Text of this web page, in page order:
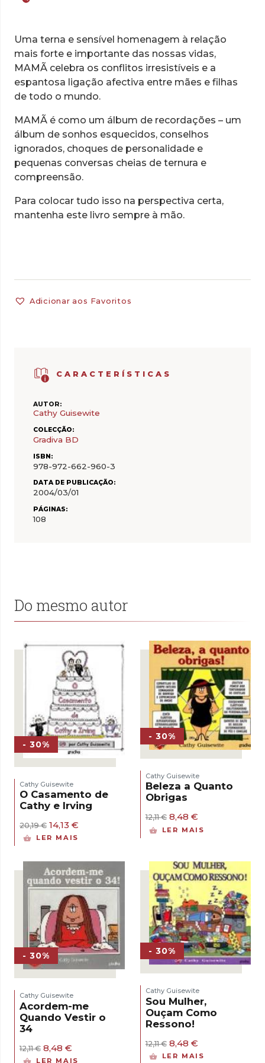
CARACTERÍSTICAS
AUTOR:
Cathy Guisewite
COLECÇÃO:
Gradiva BD
ISBN:
978-972-662-960-3
DATA DE PUBLICAÇÃO:
2004/03/01
PÁGINAS:
108
Uma terna e sensível homenagem à relação
mais forte e importante das nossas vidas,
MAMÃ celebra os conflitos irresistíveis e a
espantosa ligação afectiva entre mães e filhas
de todo o mundo.
MAMÃ é como um álbum de recordações – um
álbum de sonhos esquecidos, conselhos
ignorados, choques de personalidade e
pequenas conversas cheias de ternura e
compreensão.
Para colocar tudo isso na perspectiva certa,
mantenha este livro sempre à mão.
Adicionar aos Favoritos
Do mesmo autor
- 30%
Cathy Guisewite
O Casamento de
Cathy e Irving
20,19€ O
preço
20,19 €.
14,13 €
14,13 €.
LER MAIS
- 30%
Cathy Guisewite
Beleza a Quanto
Obrigas
12,11€ O
preço
original
8,48 €O
preço
atual
LER MAIS
- 30%
Cathy Guisewite
Acordem-me
Quando Vestir o
34
12,11€ O
preço
8,48 €
preço
LER MAIS
- 30%
Cathy Guisewite
Sou Mulher,
Ouçam Como
Ressono!
12,11€ O
preço
8,48 €O
preço
LER MAIS